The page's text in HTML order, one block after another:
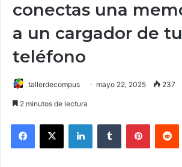
conectas una
a un cargador de tu
teléfono
tallerdecompus mayo 22, 2025 237
2 minutos de lectura